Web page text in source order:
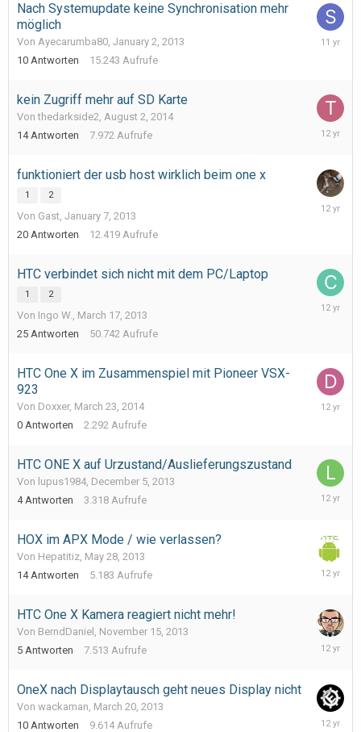
Nach Systemupdate keine Synchronisation mehr
möglich
Von Ayecarumba80, January 2, 2013
10 Antworten 15.243 Aufrufe
October
kein Zugriff mehr auf SD Karte
Von thedarkside2, August 2, 2014
14 Antworten 7.972 Aufrufe
August
funktioniert der usb host wirklich beim one x
1 2
Von Gast, January 7, 2013
20 Antworten 12.419 Aufrufe
July
HTC verbindet sich nicht mit dem PC/Laptop
1 2
Von Ingo W., March 17, 2013
25 Antworten 50.742 Aufrufe
June
HTC One X im Zusammenspiel mit Pioneer VSX-
923
Von Doxxer, March 23, 2014
0 Antworten 2.292 Aufrufe
March
HTC ONE X auf Urzustand/Auslieferungszustand
Von lupus1984, December 5, 2013
4 Antworten 3.318 Aufrufe
HOX im APX Mode / wie verlassen?
Von Hepatitiz, May 28, 2013
14 Antworten 5.183 Aufrufe
HTC One X Kamera reagiert nicht mehr!
Von BerndDaniel, November 15, 2013
5 Antworten 7.513 Aufrufe
OneX nach Displaytausch geht neues Display nicht
Von wackaman, March 20, 2013
10 Antworten 9.614 Aufrufe